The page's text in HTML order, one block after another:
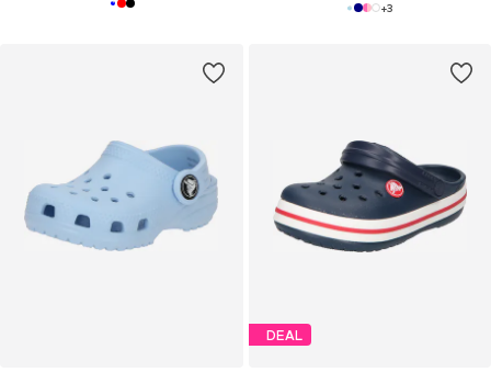
+3
DEAL